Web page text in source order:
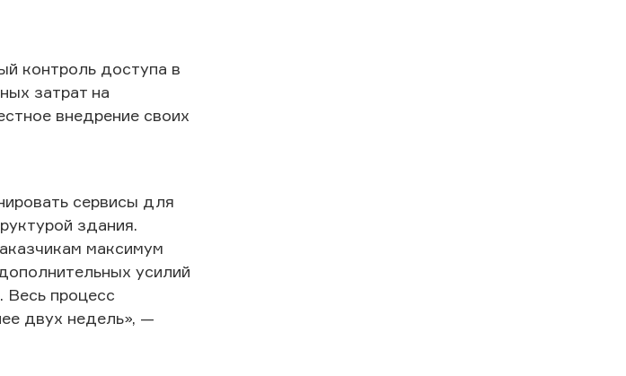
контроль доступа в
затрат на
внедрение своих
сервисы для
здания.
максимум
усилий
Весь процесс
двух недель», —